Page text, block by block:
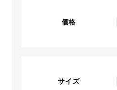
価格
サイズ